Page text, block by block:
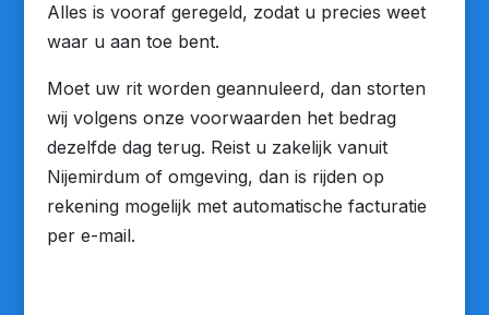
Alles is vooraf geregeld, zodat u precies weet
waar u aan toe bent.
Moet uw rit worden geannuleerd, dan storten
wij volgens onze voorwaarden het bedrag
dezelfde dag terug. Reist u zakelijk vanuit
Nijemirdum of omgeving, dan is rijden op
rekening mogelijk met automatische facturatie
per e-mail.